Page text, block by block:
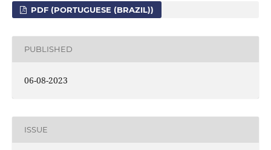
PDF (PORTUGUESE (BRAZIL))
PUBLISHED
06-08-2023
ISSUE